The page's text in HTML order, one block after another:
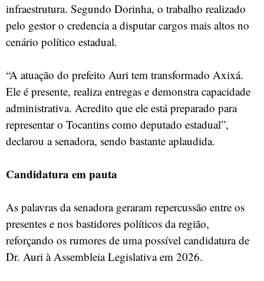
infraestrutura. Segundo Dorinha, o trabalho realizado
pelo gestor o credencia a disputar cargos mais altos no
cenário político estadual.
“A atuação do prefeito Auri tem transformado Axixá.
Ele é presente, realiza entregas e demonstra capacidade
administrativa. Acredito que ele está preparado para
representar o Tocantins como deputado estadual”,
declarou a senadora, sendo bastante aplaudida.
Candidatura em pauta
As palavras da senadora geraram repercussão entre os
presentes e nos bastidores políticos da região,
reforçando os rumores de uma possível candidatura de
Dr. Auri à Assembleia Legislativa em 2026.